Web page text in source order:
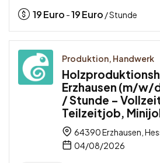
19Euro -19Euro / Stunde
Produktion, Handwerk
Erzhausen (m/w/
/ Stunde –
Teilzeitjob,
64390 Erzhausen,
04/08/2026